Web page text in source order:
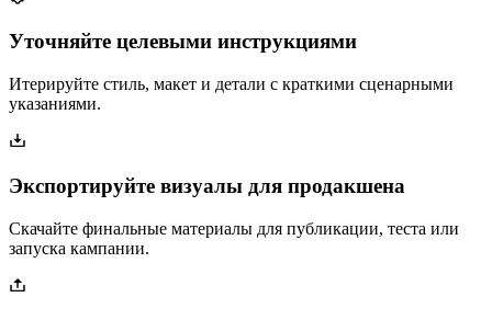
Уточняйте целевыми инструкциями
Итерируйте стиль, макет и детали с краткими сценарными
указаниями.
Экспортируйте визуалы для продакшена
Скачайте финальные материалы для публикации, теста или
запуска кампании.